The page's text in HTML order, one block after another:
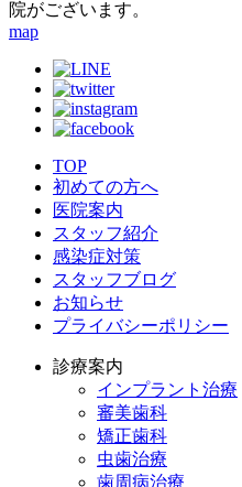
院がございます。
map
TOP
初めての方へ
医院案内
スタッフ紹介
感染症対策
スタッフブログ
お知らせ
プライバシーポリシー
診療案内
インプラント治療
審美歯科
矯正歯科
虫歯治療
歯周病治療